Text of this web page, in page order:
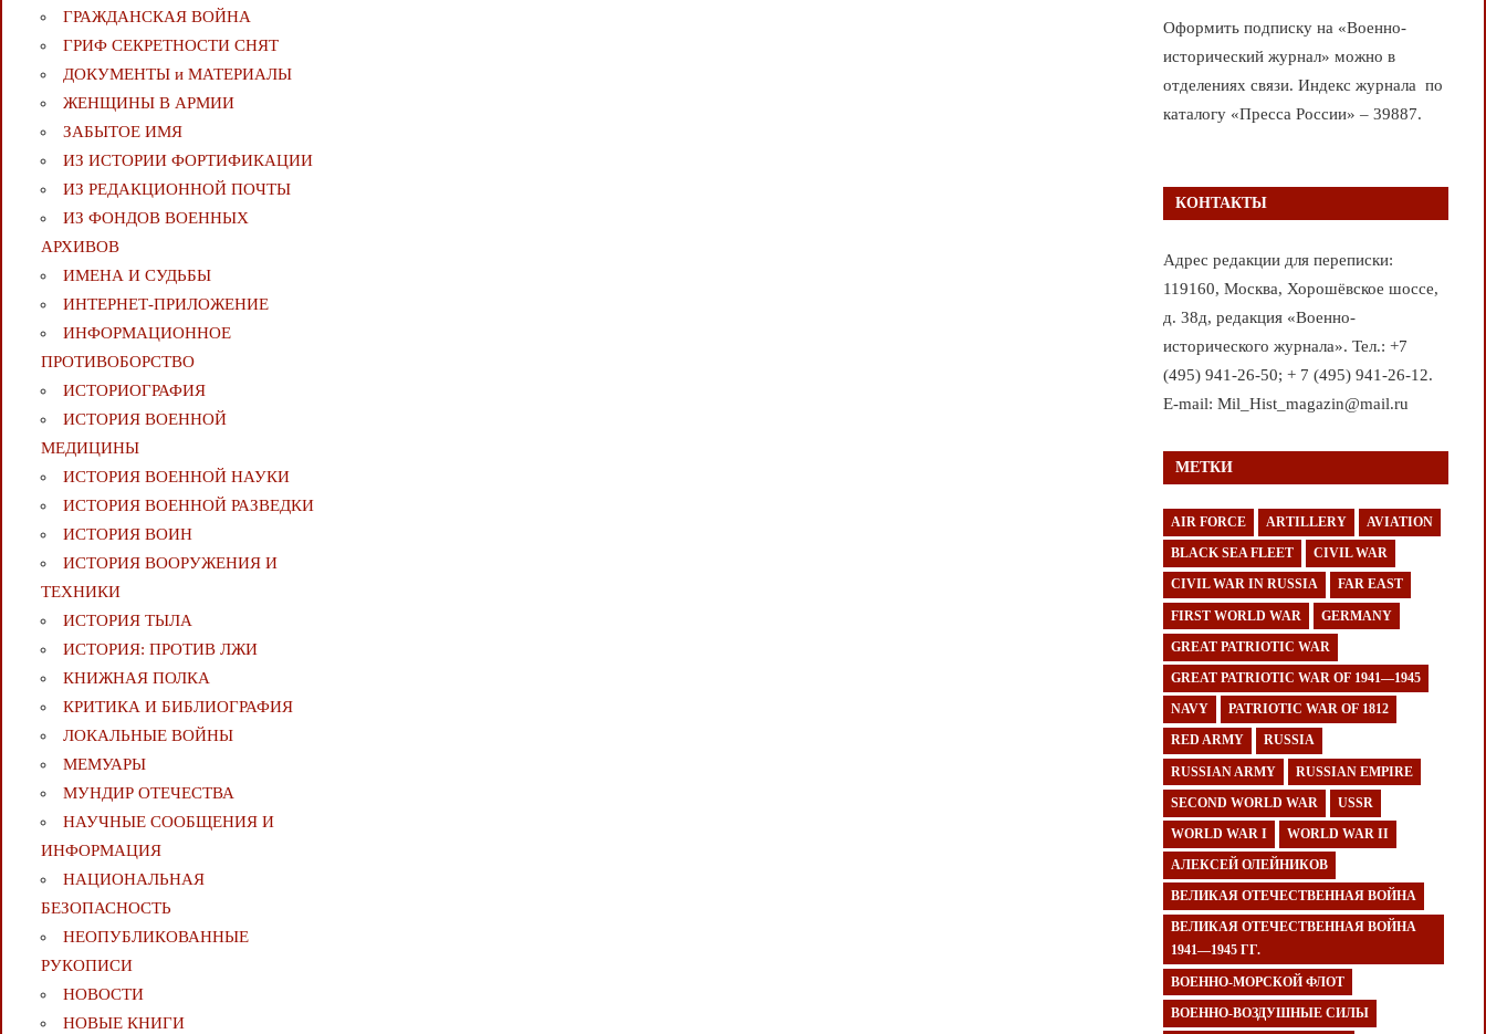
ГРАЖДАНСКАЯ ВОЙНА
ГРИФ СЕКРЕТНОСТИ СНЯТ
ДОКУМЕНТЫ и МАТЕРИАЛЫ
ЖЕНЩИНЫ В АРМИИ
ЗАБЫТОЕ ИМЯ
ИЗ ИСТОРИИ ФОРТИФИКАЦИИ
ИЗ РЕДАКЦИОННОЙ ПОЧТЫ
ИЗ ФОНДОВ ВОЕННЫХ
АРХИВОВ
ИМЕНА И СУДЬБЫ
ИНТЕРНЕТ-ПРИЛОЖЕНИЕ
ИНФОРМАЦИОННОЕ
ПРОТИВОБОРСТВО
ИСТОРИОГРАФИЯ
ИСТОРИЯ ВОЕННОЙ
МЕДИЦИНЫ
ИСТОРИЯ ВОЕННОЙ НАУКИ
ИСТОРИЯ ВОЕННОЙ РАЗВЕДКИ
ИСТОРИЯ ВОИН
ИСТОРИЯ ВООРУЖЕНИЯ И
ТЕХНИКИ
ИСТОРИЯ ТЫЛА
ИСТОРИЯ: ПРОТИВ ЛЖИ
КНИЖНАЯ ПОЛКА
КРИТИКА И БИБЛИОГРАФИЯ
ЛОКАЛЬНЫЕ ВОЙНЫ
МЕМУАРЫ
МУНДИР ОТЕЧЕСТВА
НАУЧНЫЕ СООБЩЕНИЯ И
ИНФОРМАЦИЯ
НАЦИОНАЛЬНАЯ
БЕЗОПАСНОСТЬ
НЕОПУБЛИКОВАННЫЕ
РУКОПИСИ
НОВОСТИ
НОВЫЕ КНИГИ
Оформить подписку на «Военно-
исторический журнал» можно в
отделениях связи. Индекс журнала по
каталогу «Пресса России» – 39887.
КОНТАКТЫ
Адрес редакции для переписки:
119160, Москва, Хорошёвское шоссе,
д. 38д, редакция «Военно-
исторического журнала». Тел.: +7
(495) 941-26-50; + 7 (495) 941-26-12.
E-mail: Mil_Hist_magazin@mail.ru
МЕТКИ
AIR FORCE ARTILLERY AVIATION
BLACK SEA FLEET CIVIL WAR
CIVIL WAR IN RUSSIA FAR EAST
FIRST WORLD WAR GERMANY
GREAT PATRIOTIC WAR
GREAT PATRIOTIC WAR OF 1941—1945
NAVY PATRIOTIC WAR OF 1812
RED ARMY RUSSIA
RUSSIAN ARMY RUSSIAN EMPIRE
SECOND WORLD WAR USSR
WORLD WAR I WORLD WAR II
АЛЕКСЕЙ ОЛЕЙНИКОВ
ВЕЛИКАЯ ОТЕЧЕСТВЕННАЯ ВОЙНА
ВЕЛИКАЯ ОТЕЧЕСТВЕННАЯ ВОЙНА
1941—1945 ГГ.
ВОЕННО-МОРСКОЙ ФЛОТ
ВОЕННО-ВОЗДУШНЫЕ СИЛЫ